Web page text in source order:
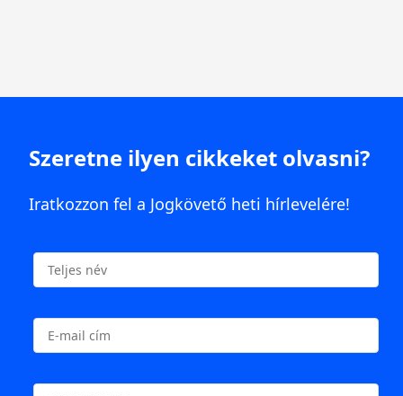
Szeretne ilyen cikkeket olvasni?
Iratkozzon fel a Jogkövető heti hírlevelére!